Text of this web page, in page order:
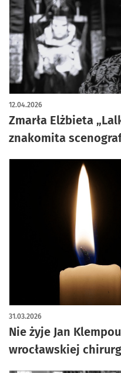
Zmarła Elżbieta
znakomita
12.04.2026
Nie żyje Jan
wrocławskiej
31.03.2026